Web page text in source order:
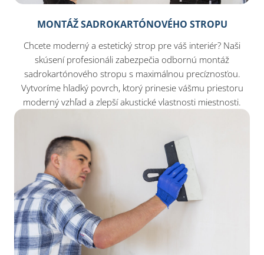
MONTÁŽ SADROKARTÓNOVÉHO STROPU
Chcete moderný a estetický strop pre váš interiér? Naši
skúsení profesionáli zabezpečia odbornú montáž
sadrokartónového stropu s maximálnou precíznosťou.
Vytvoríme hladký povrch, ktorý prinesie vášmu priestoru
moderný vzhľad a zlepší akustické vlastnosti miestnosti.